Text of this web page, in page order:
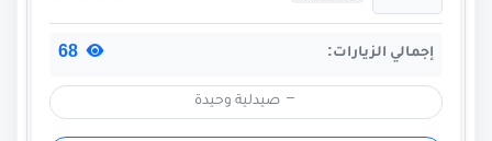
إجمالي الزيارات:
صيدلية وحيدة